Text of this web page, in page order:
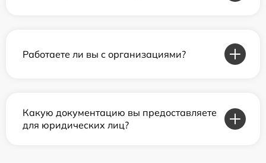
Работаете ли вы с организациями?
Какую документацию вы предоставляете
для юридических лиц?